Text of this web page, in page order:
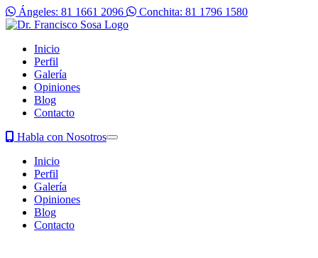
Ángeles: 81 1661 2096 Conchita: 81 1796 1580
Inicio
Perfil
Galería
Opiniones
Blog
Contacto
Habla con Nosotros
Inicio
Perfil
Galería
Opiniones
Blog
Contacto